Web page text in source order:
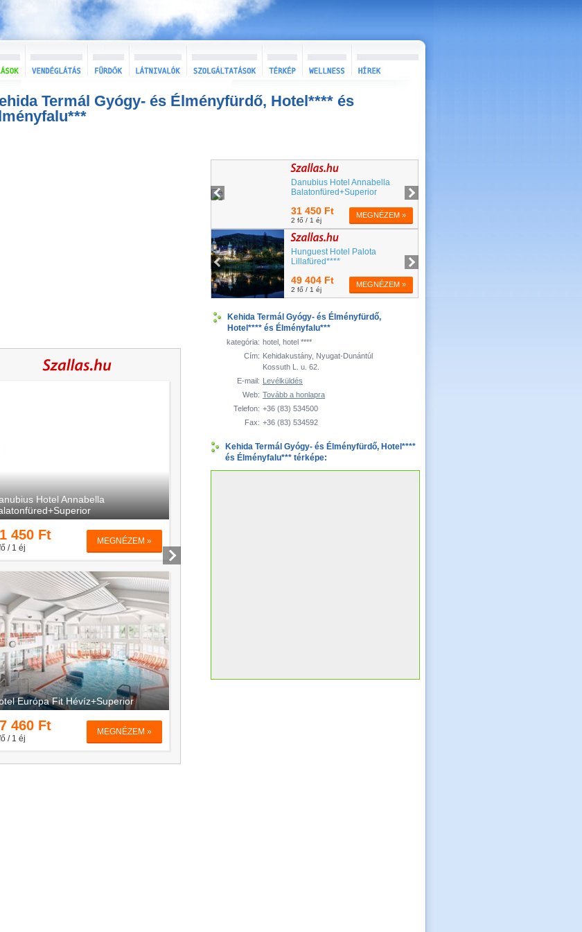
Termál Gyógy- és Élményfürdő, Hotel**** és
Kehida Termál Gyógy- és Élményfürdő,
Hotel**** és Élményfalu***
kategória: hotel, hotel ****
Cím: Kehidakustány, Nyugat-Dunántúl
Kossuth L. u. 62.
E-mail: Levélküldés
Web: Tovább a honlapra
Telefon: +36 (83) 534500
Fax: +36 (83) 534592
Kehida Termál Gyógy- és Élményfürdő, Hotel****
és Élményfalu*** térképe: